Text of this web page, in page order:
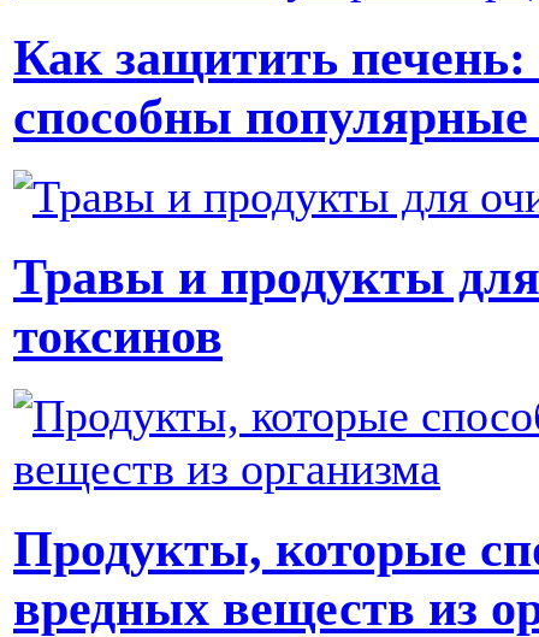
Как защитить печень:
способны
Травы и продукты
токсинов
Продукты, которые
вредных веществ из